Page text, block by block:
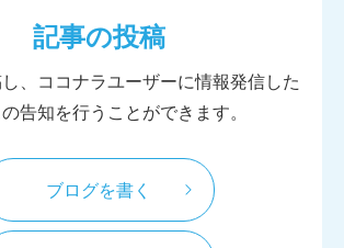
記事の投稿
、ココナラユーザーに情報発信した
告知を行うことができます。
ブログを書く